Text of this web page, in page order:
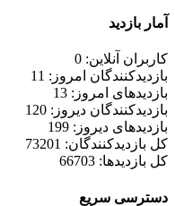
آمار بازدید
کاربران آنلاین: 0
بازدیدکنندگان امروز: 11
بازدیدهای امروز: 13
بازدیدکنندگان دیروز: 120
بازدیدهای دیروز: 199
کل بازدیدکنند‌گان: 73201
کل بازدیدها: 66703
دسترسی سریع